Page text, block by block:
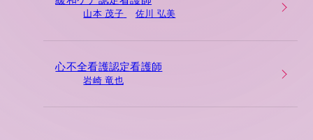
山本 茂子 佐川 弘美
心不全看護認定看護師
岩崎 竜也